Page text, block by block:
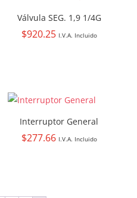
Válvula SEG. 1,9 1/4G
$920.25 I.V.A. Incluido
Interruptor General
$277.66 I.V.A. Incluido